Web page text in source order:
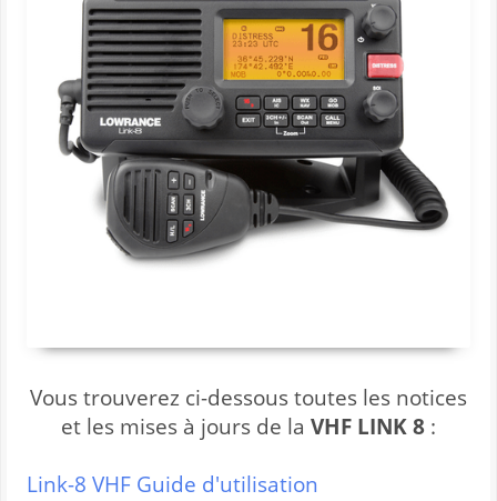
Vous trouverez ci-dessous toutes les notices
et les mises à jours de la VHF LINK 8 :
Link-8 VHF Guide d'utilisation